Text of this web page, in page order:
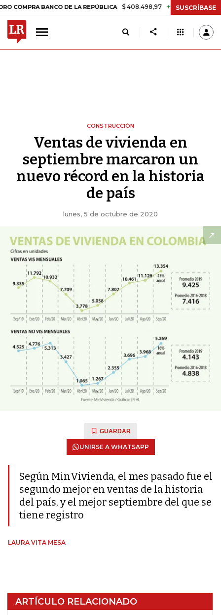
BANCO DE LA REPÚBLICA $ 408.498,97 +$ 8.753,81 +2,19%
SUSCRÍBASE
CONSTRUCCIÓN
Ventas de vivienda en
septiembre marcaron un
nuevo récord en la historia
de país
lunes, 5 de octubre de 2020
GUARDAR
UNIRSE A WHATSAPP
Según MinVivienda, el mes pasado fue el
segundo mejor en ventas de la historia
del país, y el mejor septiembre del que se
tiene registro
LAURA VITA MESA
ARTÍCULO RELACIONADO